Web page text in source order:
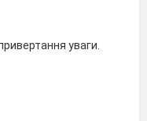
уваги.